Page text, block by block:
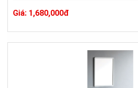
Giá: 1,680,000đ